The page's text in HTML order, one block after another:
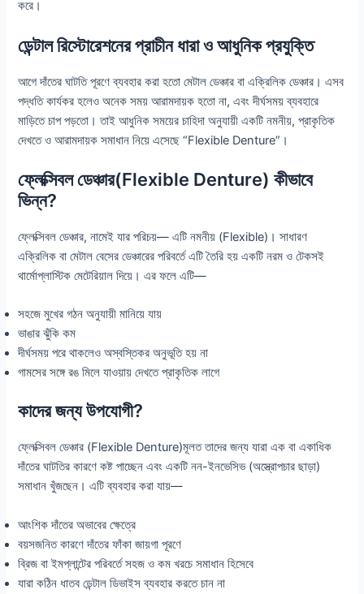
করে।
ডেন্টাল রিস্টোরেশনের প্রাচীন ধারা ও আধুনিক প্রযুক্তি
আগে দাঁতের ঘাটতি পূরণে ব্যবহার করা হতো মেটাল ডেঞ্চার বা এক্রিলিক ডেঞ্চার। এসব
পদ্ধতি কার্যকর হলেও অনেক সময় আরামদায়ক হতো না, এবং দীর্ঘসময় ব্যবহারে
মাড়িতে চাপ পড়তো। তাই আধুনিক সময়ের চাহিদা অনুযায়ী একটি নমনীয়, প্রাকৃতিক
দেখতে ও আরামদায়ক সমাধান নিয়ে এসেছে “Flexible Denture”।
ফ্লেক্সিবল ডেঞ্চার(Flexible Denture) কীভাবে
ভিন্ন?
ফ্লেক্সিবল ডেঞ্চার, নামেই যার পরিচয়— এটি নমনীয় (Flexible)। সাধারণ
এক্রিলিক বা মেটাল বেসের ডেঞ্চারের পরিবর্তে এটি তৈরি হয় একটি নরম ও টেকসই
থার্মোপ্লাস্টিক মেটেরিয়াল দিয়ে। এর ফলে এটি—
সহজে মুখের গঠন অনুযায়ী মানিয়ে যায়
ভাঙার ঝুঁকি কম
দীর্ঘসময় পরে থাকলেও অস্বস্তিকর অনুভূতি হয় না
গামসের সঙ্গে রঙ মিলে যাওয়ায় দেখতে প্রাকৃতিক লাগে
কাদের জন্য উপযোগী?
ফ্লেক্সিবল ডেঞ্চার (Flexible Denture)মূলত তাদের জন্য যারা এক বা একাধিক
দাঁতের ঘাটতির কারণে কষ্ট পাচ্ছেন এবং একটি নন-ইনভেসিভ (অস্ত্রোপচার ছাড়া)
সমাধান খুঁজছেন। এটি ব্যবহার করা যায়—
আংশিক দাঁতের অভাবের ক্ষেত্রে
বয়সজনিত কারণে দাঁতের ফাঁকা জায়গা পূরণে
ব্রিজ বা ইমপ্লান্টের পরিবর্তে সহজ ও কম খরচে সমাধান হিসেবে
যারা কঠিন ধাতব ডেন্টাল ডিভাইস ব্যবহার করতে চান না